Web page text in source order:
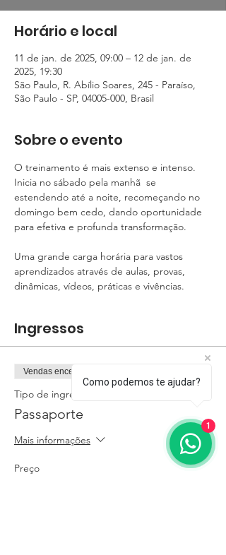
Horário e local
11 de jan. de 2025, 09:00 – 12 de jan. de
2025, 19:30
São Paulo, R. Abílio Soares, 245 - Paraíso,
São Paulo - SP, 04005-000, Brasil
Sobre o evento
O treinamento é mais extenso e intenso.
Inicia no sábado pela manhã  se
estendendo até a noite, recomeçando no
domingo bem cedo, dando oportunidade
para efetiva e profunda transformação.
Uma grande carga horária para vastos
aprendizados através de aulas, provas,
dinâmicas, vídeos, práticas e vivências.
Ingressos
Vendas encerradas
Tipo de ingresso
Passaporte
Mais informações
Preço
Como podemos te ajudar?
1